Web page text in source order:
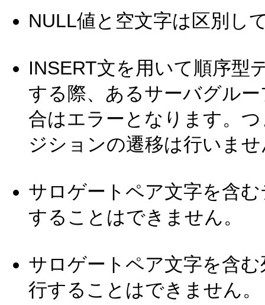
NULL値と空文字は区別し
INSERT文を用いて順序型
する際、あるサーバグル
合はエラーとなります。
ジションの遷移は行いま
サロゲートペア文字を含
することはできません。
サロゲートペア文字を含
行することはできません。